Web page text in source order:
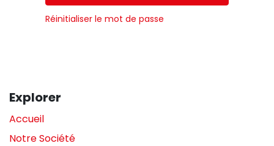
Réinitialiser le mot de passe
Explorer
Accueil
Notre Société